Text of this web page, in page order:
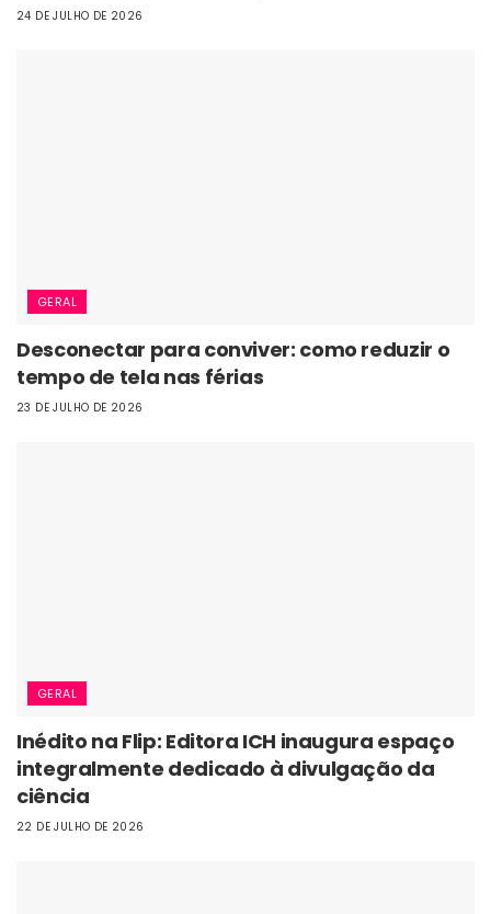
24 DE JULHO DE 2026
GERAL
Desconectar para conviver: como reduzir o
tempo de tela nas férias
23 DE JULHO DE 2026
GERAL
Inédito na Flip: Editora ICH inaugura espaço
integralmente dedicado à divulgação da
ciência
22 DE JULHO DE 2026